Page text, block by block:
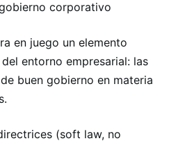
corporativo
en juego un elemento
entorno empresarial: las
buen gobierno en materia
(soft law, no